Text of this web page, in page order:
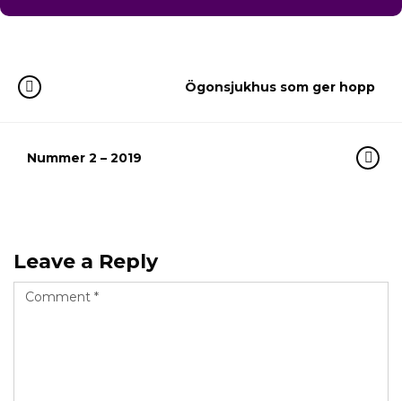
Ögonsjukhus som ger hopp
Nummer 2 – 2019
Leave a Reply